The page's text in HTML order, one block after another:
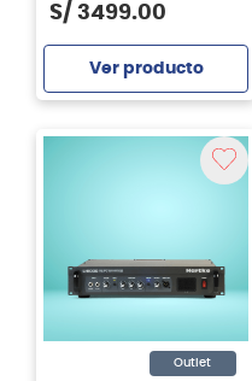
S/ 3499.00
Ver producto
Outlet